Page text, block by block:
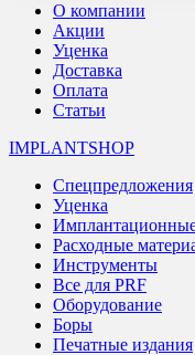
О компании
Акции
Уценка
Доставка
Оплата
Статьи
IMPLANTSHOP
Спецпредложения
Уценка
Расходные
Инструменты
Все для PRF
Оборудование
Боры
Печатные издания